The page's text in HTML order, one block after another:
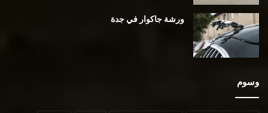
ورشة جاكوار في جدة
وسوم